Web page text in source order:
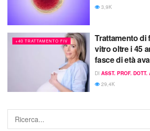
3,9K
+40 TRATTAMENTO FIV
Trattamento di
vitro oltre i 45
fasce di età
DI ASST. PROF. DOTT.
29,4K